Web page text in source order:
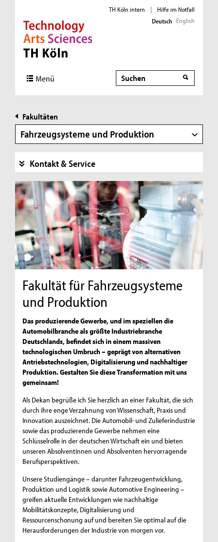
Direkt zur Hauptnavigation
Direkt zur Subnavigation
Direkt zum Inhalt
Direkt zum Fußbereich
TH Köln intern |
Hilfe im Notfall
Deutsch English
Menü Suche
Suche
Fakultäten
Fahrzeugsysteme und Produktion
Kontakt & Service
Fakultät für Fahrzeugsysteme
und Produktion
Das produzierende Gewerbe, und im speziellen die
Automobilbranche als größte Industriebranche
Deutschlands, befindet sich in einem massiven
technologischen Umbruch – geprägt von alternativen
Antriebstechnologien, Digitalisierung und nachhaltiger
Produktion. Gestalten Sie diese Transformation mit uns
gemeinsam!
Als Dekan begrüße ich Sie herzlich an einer Fakultät, die sich
durch ihre enge Verzahnung von Wissenschaft, Praxis und
Innovation auszeichnet. Die Automobil- und Zulieferindustrie
sowie das produzierende Gewerbe nehmen eine
Schlüsselrolle in der deutschen Wirtschaft ein und bieten
unseren Absolventinnen und Absolventen hervorragende
Berufsperspektiven.
Unsere Studiengänge – darunter Fahrzeugentwicklung,
Produktion und Logistik sowie Automotive Engineering –
greifen aktuelle Entwicklungen wie nachhaltige
Mobilitätskonzepte, Digitalisierung und
Ressourcenschonung auf und bereiten Sie optimal auf die
Herausforderungen der Industrie von morgen vor.